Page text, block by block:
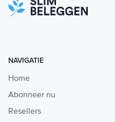
NAVIGATIE
Home
Abonneer nu
Resellers